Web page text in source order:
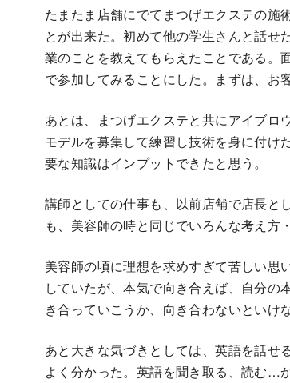
たまたま店舗にでてまつげエクステの施
とが出来た。初めて他の学生さんと話せ
業のことを教えてもらえたことである。
で参加してみることにした。まずは、お
あとは、まつげエクステと共にアイブロ
モデルを募集して練習し技術を身に付け
要な知識はインプットできたと思う。
講師としての仕事も、以前店舗で店長と
も、美容師の時と同じでいろんな考え方
美容師の頃に理想を求めすぎて苦しい思
していたが、本気で向き合えば、自分
き合っていこうか、向き合わないといけ
あと大きな気づきとしては、英語を話せ
よく分かった。英語を聞き取る、読む…